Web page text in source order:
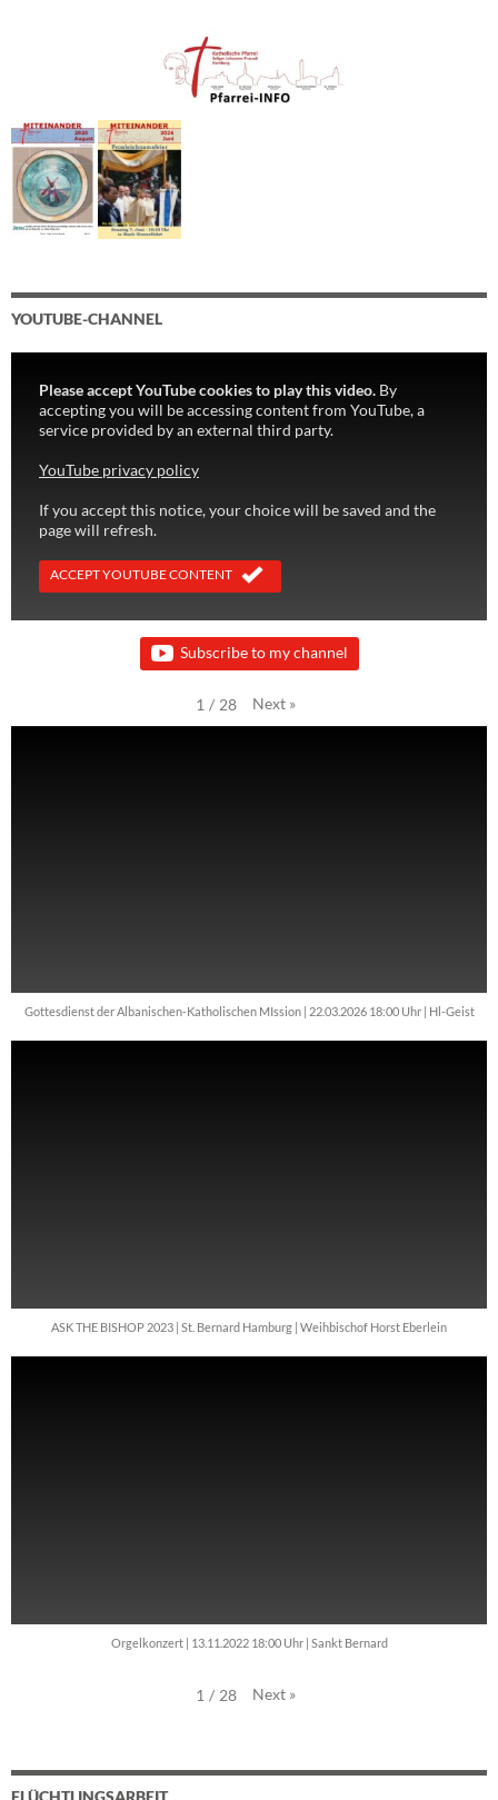
YOUTUBE-CHANNEL
Please accept YouTube cookies to play this video. By
accepting you will be accessing content from YouTube, a
service provided by an external third party.
YouTube privacy policy
If you accept this notice, your choice will be saved and the
page will refresh.
ACCEPT YOUTUBE CONTENT
Subscribe to my channel
1 / 28 Next »
Gottesdienst der Albanischen-Katholischen MIssion | 22.03.2026 18:00 Uhr | Hl-Geist
ASK THE BISHOP 2023 | St. Bernard Hamburg | Weihbischof Horst Eberlein
Orgelkonzert | 13.11.2022 18:00 Uhr | Sankt Bernard
1 / 28 Next »